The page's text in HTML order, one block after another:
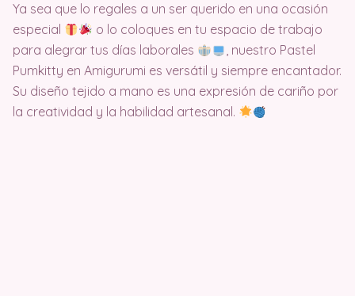
Ya sea que lo regales a un ser querido en una ocasión
especial
o lo coloques en tu espacio de trabajo
para alegrar tus días laborales
, nuestro Pastel
Pumkitty en Amigurumi es versátil y siempre encantador.
Su diseño tejido a mano es una expresión de cariño por
la creatividad y la habilidad artesanal.